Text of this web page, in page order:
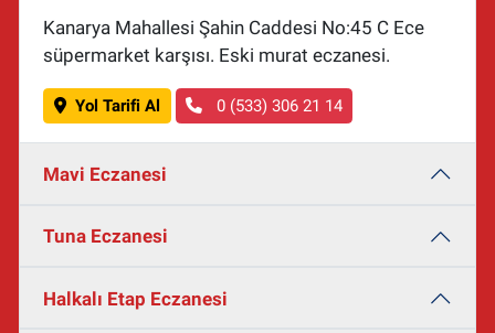
Kanarya Mahallesi Şahin Caddesi No:45 C Ece
süpermarket karşısı. Eski murat eczanesi.
Yol Tarifi Al 0 (533) 306 21 14
Mavi Eczanesi
Tuna Eczanesi
Halkalı Etap Eczanesi